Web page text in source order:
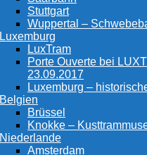
Stuttgart
Wuppertal –
Luxemburg
LuxTram
Porte Ouverte bei
23.09.2017
Luxemburg –
Belgien
Brüssel
Knokke –
Niederlande
Amsterdam